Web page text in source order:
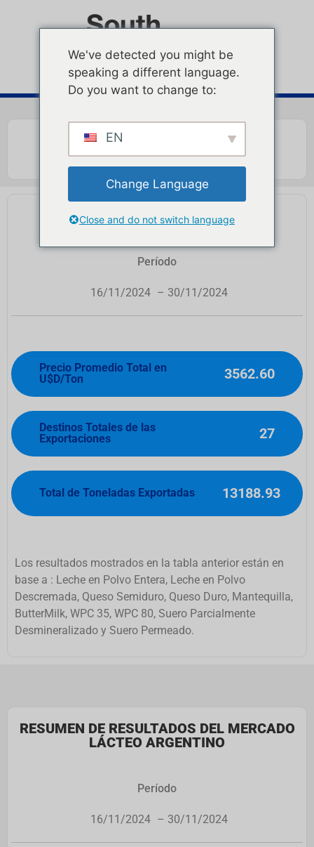
PUNTO DE PROTEÍNA
Período
16/11/2024 – 30/11/2024
Precio Promedio Total en
U$D/Ton
3562.60
Destinos Totales de las
Exportaciones
27
Total de Toneladas Exportadas 13188.93
Los resultados mostrados en la tabla anterior están en
base a : Leche en Polvo Entera, Leche en Polvo
Descremada, Queso Semiduro, Queso Duro, Mantequilla,
ButterMilk, WPC 35, WPC 80, Suero Parcialmente
Desmineralizado y Suero Permeado.
RESUMEN DE RESULTADOS DEL MERCADO
LÁCTEO ARGENTINO
Período
16/11/2024 – 30/11/2024
We've detected you might be
speaking a different language.
Do you want to change to:
EN
Change Language
Close and do not switch language